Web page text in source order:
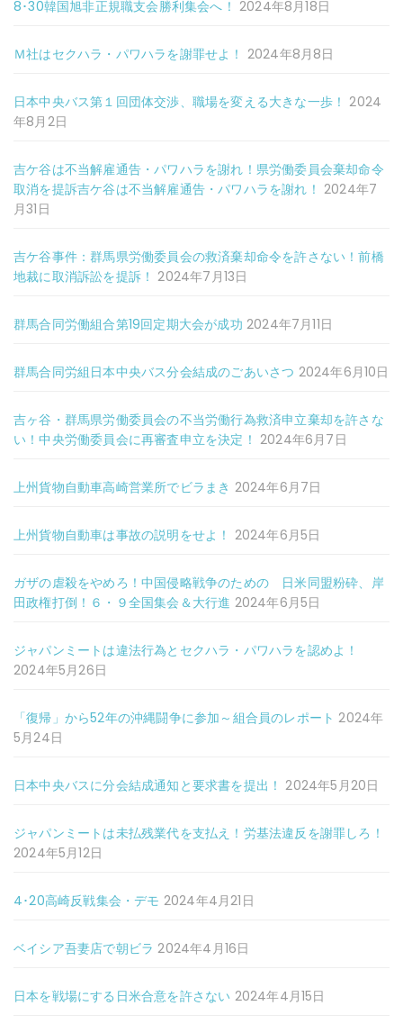
8･30韓国旭非正規職支会勝利集会へ！ 2024年8月18日
Ｍ社はセクハラ・パワハラを謝罪せよ！ 2024年8月8日
日本中央バス第１回団体交渉、職場を変える大きな一歩！ 2024
年8月2日
吉ケ谷は不当解雇通告・パワハラを謝れ！県労働委員会棄却命令
取消を提訴吉ケ谷は不当解雇通告・パワハラを謝れ！ 2024年7
月31日
吉ケ谷事件：群馬県労働委員会の救済棄却命令を許さない！前橋
地裁に取消訴訟を提訴！ 2024年7月13日
群馬合同労働組合第19回定期大会が成功 2024年7月11日
群馬合同労組日本中央バス分会結成のごあいさつ 2024年6月10日
吉ヶ谷・群馬県労働委員会の不当労働行為救済申立棄却を許さな
い！中央労働委員会に再審査申立を決定！ 2024年6月7日
上州貨物自動車高崎営業所でビラまき 2024年6月7日
上州貨物自動車は事故の説明をせよ！ 2024年6月5日
ガザの虐殺をやめろ！中国侵略戦争のための 日米同盟粉砕、岸
田政権打倒！６・９全国集会＆大行進 2024年6月5日
ジャパンミートは違法行為とセクハラ・パワハラを認めよ！
2024年5月26日
「復帰」から52年の沖縄闘争に参加～組合員のレポート 2024年
5月24日
日本中央バスに分会結成通知と要求書を提出！ 2024年5月20日
ジャパンミートは未払残業代を支払え！労基法違反を謝罪しろ！
2024年5月12日
4･20高崎反戦集会・デモ 2024年4月21日
ベイシア吾妻店で朝ビラ 2024年4月16日
日本を戦場にする日米合意を許さない 2024年4月15日